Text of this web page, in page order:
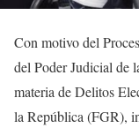
Con motivo del
del Poder Judicial de
materia de Delitos
la República (FGR),